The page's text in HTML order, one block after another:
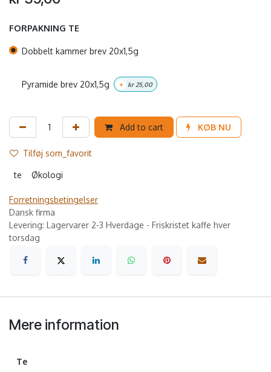
FORPAKNING TE
Dobbelt kammer brev 20x1,5g
Pyramide brev 20x1,5g + kr 25,00
Add to cart KØB NU
Tilføj som_favorit
te Økologi
Forretningsbetingelser
Dansk firma
Levering: Lagervarer 2-3 Hverdage - Friskristet kaffe hver
torsdag
Mere information
Te